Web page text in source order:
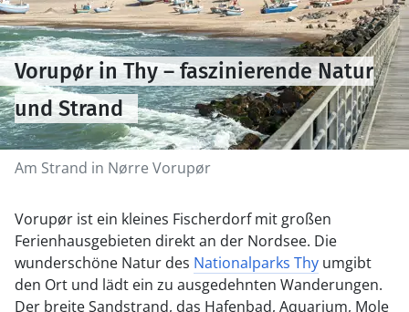
Am Strand in Nørre Vorupør
Vorupør in Thy – faszinierende Natur
und Strand
Vorupør ist ein kleines Fischerdorf mit großen
Ferienhausgebieten direkt an der Nordsee. Die
wunderschöne Natur des Nationalparks Thy umgibt
den Ort und lädt ein zu ausgedehnten Wanderungen.
Der breite Sandstrand, das Hafenbad, Aquarium, Mole